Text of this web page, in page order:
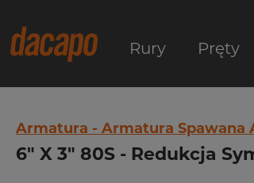
Rury Pręty
Armatura - Armatura Spawana
6" X 3" 80S - Redukcja